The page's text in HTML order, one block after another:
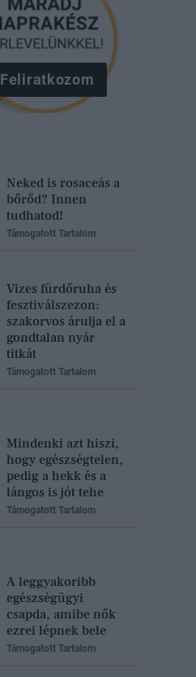
Feliratkozom
Neked is rosaceás a
bőrőd? Innen
tudhatod!
Támogatott Tartalom
Vizes fürdőruha és
fesztiválszezon:
szakorvos árulja el a
gondtalan nyár
titkát
Támogatott Tartalom
Mindenki azt hiszi,
hogy egészségtelen,
pedig a hekk és a
lángos is jót tehe
Támogatott Tartalom
A leggyakoribb
egészségügyi
csapda, amibe nők
ezrei lépnek bele
Támogatott Tartalom